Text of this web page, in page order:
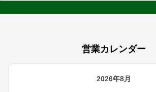
営業カレンダー
2026年8月